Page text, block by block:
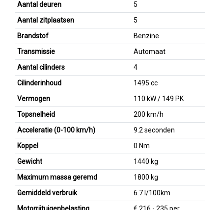
Aantal deuren
5
Aantal zitplaatsen
5
Brandstof
Benzine
Transmissie
Automaat
Aantal cilinders
4
Cilinderinhoud
1495 cc
Vermogen
110 kW / 149 PK
Topsnelheid
200 km/h
Acceleratie (0-100 km/h)
9.2 seconden
Koppel
0 Nm
Gewicht
1440 kg
Maximum massa geremd
1800 kg
Gemiddeld verbruik
6.7 l/100km